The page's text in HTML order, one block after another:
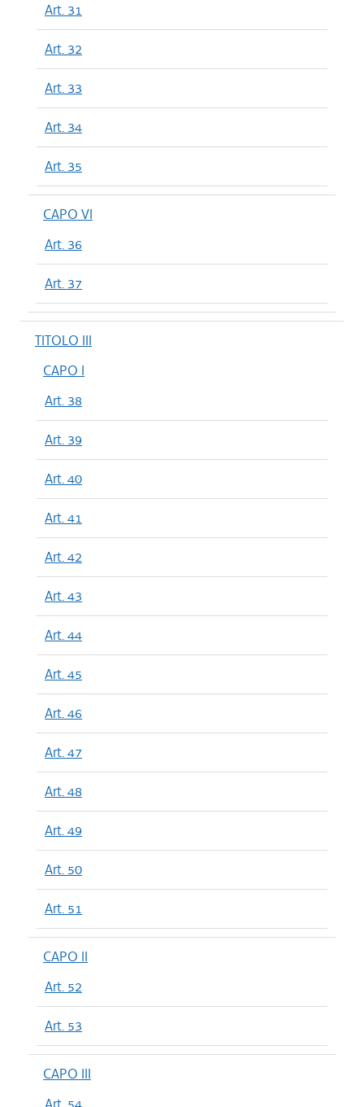
Art. 31
Art. 32
Art. 33
Art. 34
Art. 35
CAPO VI
Art. 36
Art. 37
TITOLO III
CAPO I
Art. 38
Art. 39
Art. 40
Art. 41
Art. 42
Art. 43
Art. 44
Art. 45
Art. 46
Art. 47
Art. 48
Art. 49
Art. 50
Art. 51
CAPO II
Art. 52
Art. 53
CAPO III